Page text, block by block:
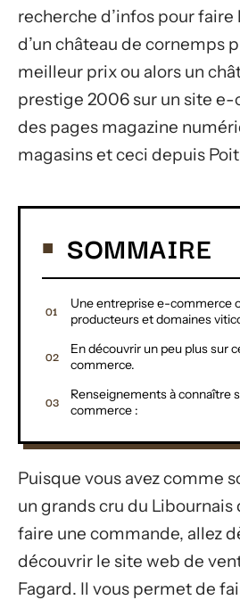
recherche d’infos pour faire
d’un château de cornemps
meilleur prix ou alors un
prestige 2006 sur un site e-
des pages magazine
magasins et ceci depuis
SOMMAIRE
Une entreprise e-commerce
producteurs et domaines
En découvrir un peu plus sur
commerce.
Renseignements à connaître
commerce :
Puisque vous avez comme
un grands cru du Libournais
faire une commande, allez
découvrir le site web de
Fagard. Il vous permet de